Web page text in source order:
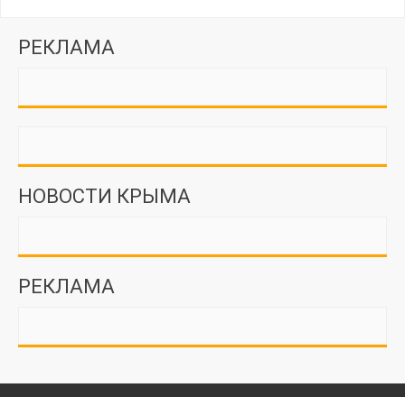
РЕКЛАМА
НОВОСТИ КРЫМА
РЕКЛАМА